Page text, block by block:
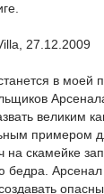
27.12.2009
в моей
великим
примером
на скамейке
бедра.